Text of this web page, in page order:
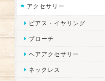
アクセサリー
ピアス・イヤリング
ブローチ
ヘアアクセサリー
ネックレス